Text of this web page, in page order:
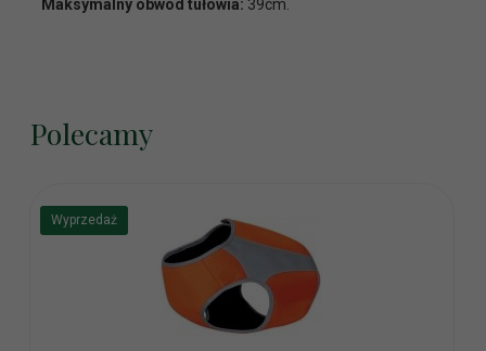
Maksymalny obwód tułowia: 39cm.
Polecamy
Wyprzedaż